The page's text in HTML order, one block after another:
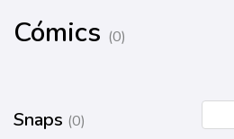
Cómics (0)
Snaps (0)